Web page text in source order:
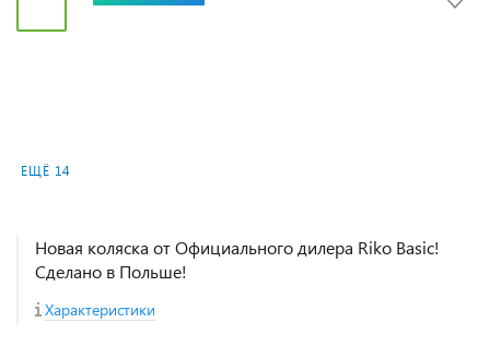
ЕЩЁ 14
Новая коляска от Официального дилера Riko Basic!
Сделано в Польше!
Характеристики